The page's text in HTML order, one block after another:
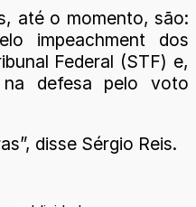
até o momento, são:
impeachment dos
Federal (STF) e,
defesa pelo voto
disse Sérgio Reis.